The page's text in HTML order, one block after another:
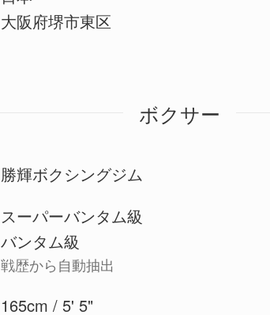
大阪府堺市東区
ボクサー
勝輝ボクシングジム
スーパーバンタム級
バンタム級
戦歴から自動抽出
165cm / 5' 5"